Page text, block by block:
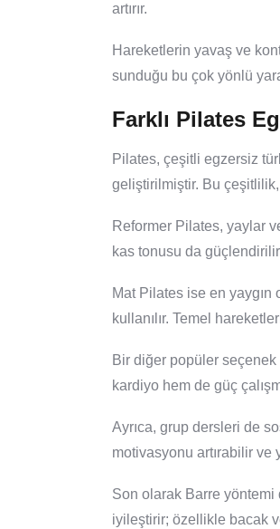
artırır.
Hareketlerin yavaş ve
sunduğu bu çok yönlü
Farklı Pilates
Pilates, çeşitli egzersiz
geliştirilmiştir. Bu
Reformer Pilates, yaylar
kas tonusu da
Mat Pilates ise en yaygın
kullanılır. Temel
Bir diğer popüler
kardiyo hem de güç
Ayrıca, grup dersleri de
motivasyonu artırabilir ve
Son olarak Barre
iyileştirir; özellikle bacak